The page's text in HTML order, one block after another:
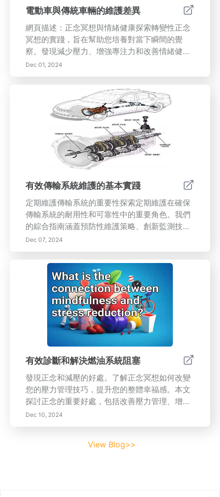
市場環境中始終保持競爭力和適應性。欲了解詳
情，請閱讀有關評估初期費用和小企業長期財務
健康的完整文章。
電動車與傳統車輛的維護差異
網頁描述：正念冥想與情緒健康探索轉變性正念
冥想的實踐，旨在幫助您培養對當下瞬間的覺
察。發現減少壓力、增強專注力和改善情緒健康
的好處。這種根植於古老傳統的可獲取技術，可
以融入日常生活，促進心理清晰和面對生活挑戰
康、社會連結和環境對心理健康的影響。深入探
討正念實踐、寫日記和感恩等實用技巧，以加強
您的情感格局。加入我們，解鎖正念在應對生活
複雜性和通過有效溝通、建立信任和共同經驗來
促進更強關係的潛力。今天就擁抱一條邁向整體
健康與福祉的道路！
Dec 01, 2024
有效傳輸系統維護的基本實踐
定期維護傳輸系統的重要性探索定期維護在確保
傳輸系統的耐用性和可靠性中的重要角色。我們
的綜合指南涵蓋預防性維護策略、創新監測技術
的整合以及員工培訓的重要性。探索設備護理的
最佳實踐，包括例行檢查和適當的文檔，以提高
運營效率和安全性。我們深入研究了預測性維護
和物聯網等現代解決方案，展示這些方法如何優
化資源配置並降低成本。通過採用系統的維護計
劃並通過反饋建立持續改進，組織可以保護其傳
輸系統免受意外故障的影響，並提升整體性能。
保持對行業趨勢和合規標準的關注，以維持競爭
Dec 07, 2024
有效診斷和解決燃油系統阻塞
發現正念和減壓的好處。了解正念冥想如何改變
您的壓力管理技巧，提升您的整體幸福感。本文
探討正念的重要好處，包括改善壓力管理、增加
專注力和增強情緒調節。深入了解開始正念冥想
的實用技巧，包括建立專門的冥想空間和創建一
戰，並發現將正念融入日常生活的方法。增強知
Dec 10, 2024
View Blog>>